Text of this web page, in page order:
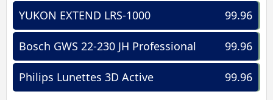
99.96
YUKON EXTEND LRS-1000
99.96
Bosch GWS 22-230 JH Professional
99.96
Philips Lunettes 3D Active